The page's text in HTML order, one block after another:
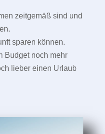
zeitgemäß sind und
sparen können.
Budget noch mehr
lieber einen Urlaub